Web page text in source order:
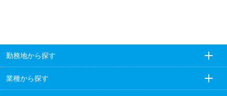
勤務地から探す
業種から探す